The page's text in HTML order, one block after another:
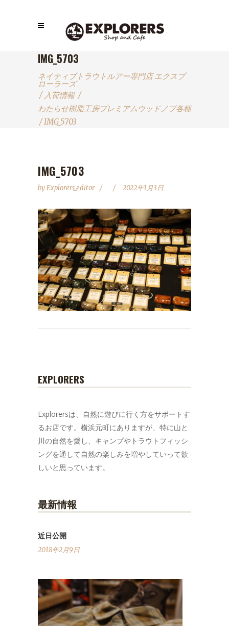
IMG_5703
ネイティブトラウトルアー専門店 エクスプ
ローラーズ
/ 入荷情報 /
わたらせ樹脂工房プレミアムウッドノブ各種
/IMG_5703
IMG_5703
byExplorers_editor 2022年1月3日
EXPLORERS
Explorersは、自然に遊びに行く方をサポートす
るお店です。横浜元町にありますが、特に山と
川の自然を愛し、キャンプやトラウトフィッシ
ングを通して自然の楽しみを増やしていって欲
しいと思っています。
最新情報
近日公開
2018年2月9日